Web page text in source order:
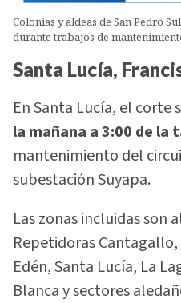
Colonias y aldeas de San Pedro
durante trabajos de
Santa Lucía,
En Santa Lucía, el corte
la mañana a 3:00 de la
mantenimiento del
subestación Suyapa.
Las zonas incluidas son
Repetidoras
Edén, Santa Lucía, La
Blanca y sectores